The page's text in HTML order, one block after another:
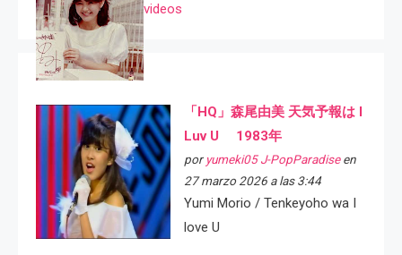
videos
「HQ」森尾由美 天気予報は I
Luv U 1983年
por yumeki05 J-PopParadiseen
27 marzo 2026 a las 3:44
Yumi Morio / Tenkeyoho wa I
love U